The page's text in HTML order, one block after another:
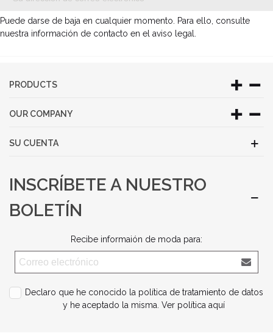
Puede darse de baja en cualquier momento. Para ello, consulte
nuestra información de contacto en el aviso legal.
PRODUCTS
OUR COMPANY
SU CUENTA
INSCRÍBETE A NUESTRO
BOLETÍN
Recibe informaión de moda para:
Declaro que he conocido la política de tratamiento de datos
y he aceptado la misma. Ver política aquí